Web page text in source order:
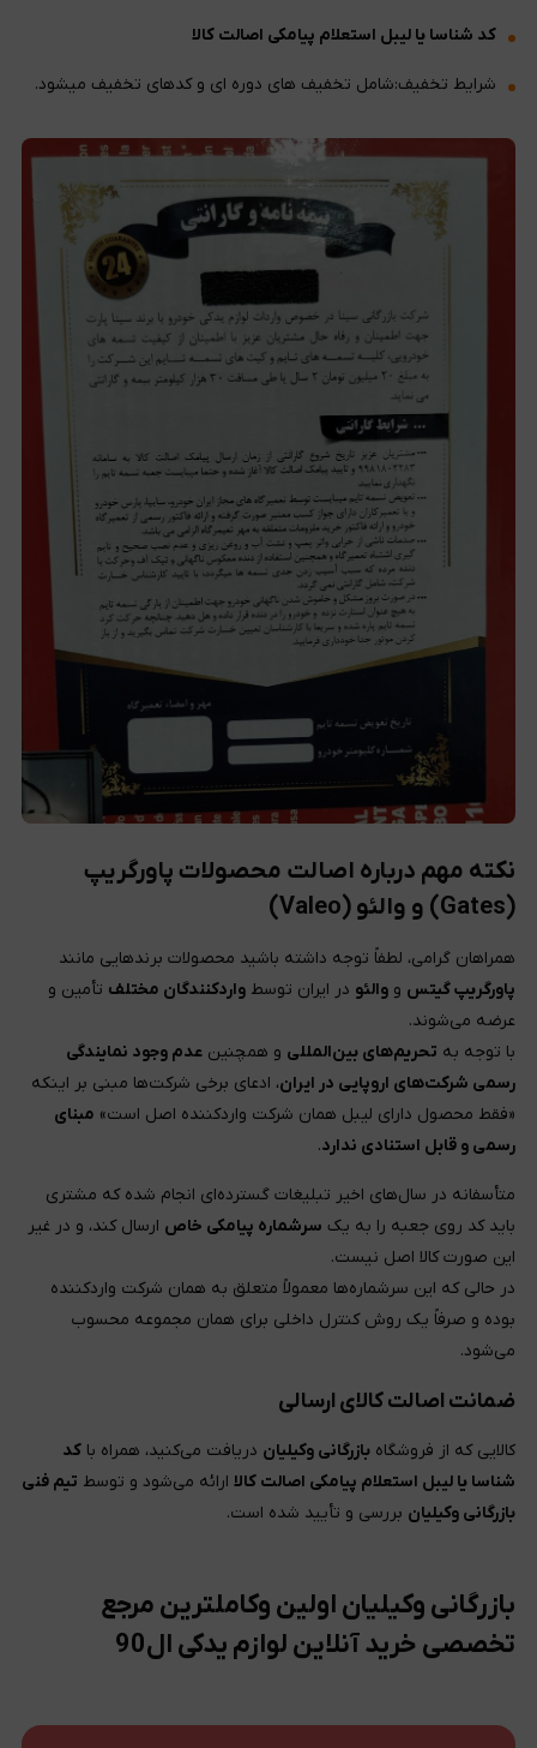
کد شناسا یا لیبل استعلام پیامکی اصالت کالا
شرایط تخفیف:شامل تخفیف های دوره ای و کدهای تخفیف میشود.
نکته مهم درباره اصالت محصولات پاورگریپ
(Gates) و والئو (Valeo)
همراهان گرامی، لطفاً توجه داشته باشید محصولات برندهایی مانند
پاورگریپ گیتس و والئو در ایران توسط واردکنندگان مختلف تأمین و
عرضه می‌شوند.
با توجه به تحریم‌های بین‌المللی و همچنین عدم وجود نمایندگی
رسمی شرکت‌های اروپایی در ایران، ادعای برخی شرکت‌ها مبنی بر اینکه
«فقط محصول دارای لیبل همان شرکت واردکننده اصل است» مبنای
رسمی و قابل استنادی ندارد.
متأسفانه در سال‌های اخیر تبلیغات گسترده‌ای انجام شده که مشتری
باید کد روی جعبه را به یک سرشماره پیامکی خاص ارسال کند، و در غیر
این صورت کالا اصل نیست.
در حالی که این سرشماره‌ها معمولاً متعلق به همان شرکت واردکننده
بوده و صرفاً یک روش کنترل داخلی برای همان مجموعه محسوب
می‌شود.
ضمانت اصالت کالای ارسالی
کالایی که از فروشگاه بازرگانی وکیلیان دریافت می‌کنید، همراه با کد
شناسا یا لیبل استعلام پیامکی اصالت کالاارائه می‌شود و توسط تیم فنی
بازرگانی وکیلیان بررسی و تأیید شده است.
بازرگانی وکیلیان اولین وکاملترین مرجع
تخصصی خرید آنلاین لوازم یدکی ال90